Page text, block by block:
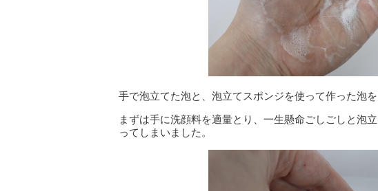
手で泡立てた泡と、泡立てスポンジを使って作った泡
まずは手に洗顔料を適量とり、一生懸命ごしごしと泡
ってしまいました。